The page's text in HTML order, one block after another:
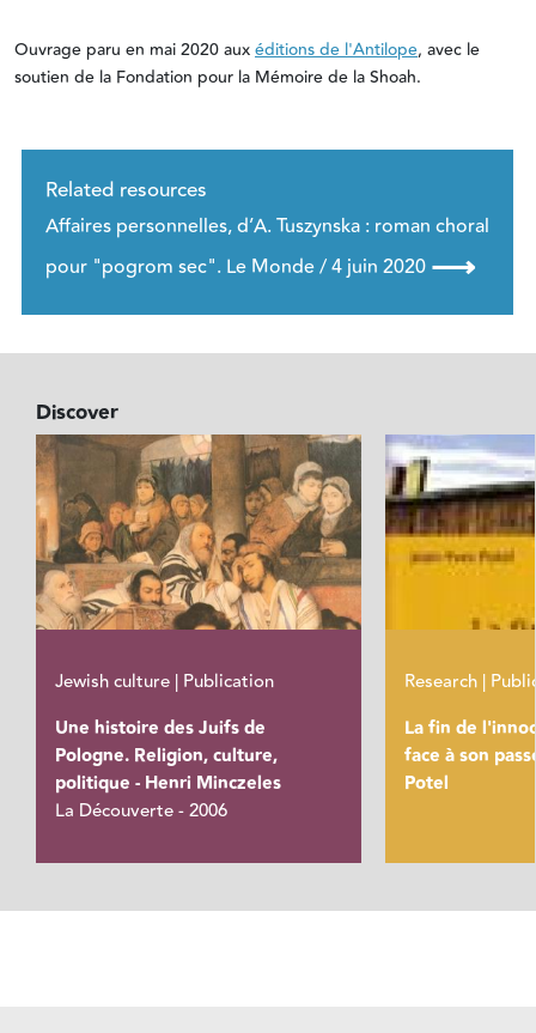
Ouvrage paru en mai 2020 auxéditions de l'Antilope, avec le
soutien de la Fondation pour la Mémoire de la Shoah.
Related resources
Affaires personnelles, d’A. Tuszynska : roman choral
pour "pogrom sec". Le Monde / 4 juin 2020 ⟶
Discover
Jewish culture | Publication
Une histoire des Juifs de
Pologne. Religion, culture,
politique - Henri Minczeles
La Découverte - 2006
Research |
La fin de
face à son
Potel